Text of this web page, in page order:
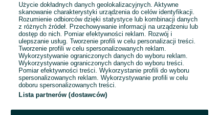
E-mail
Hasło
Użycie dokładnych danych geolokalizacyjnych. Aktywne
skanowanie charakterystyki urządzenia do celów identyfikacji.
Rozumienie odbiorców dzięki statystyce lub kombinacji danych
z różnych źródeł. Przechowywanie informacji na urządzeniu lub
dostęp do nich. Pomiar efektywności reklam. Rozwój i
ulepszanie usług. Tworzenie profili w celu personalizacji treści.
Tworzenie profili w celu spersonalizowanych reklam.
Wykorzystywanie ograniczonych danych do wyboru reklam.
Wykorzystywanie ograniczonych danych do wyboru treści.
Pomiar efektywności treści. Wykorzystanie profili do wyboru
spersonalizowanych reklam. Wykorzystywanie profili w celu
doboru spersonalizowanych treści.
Lista partnerów (dostawców)